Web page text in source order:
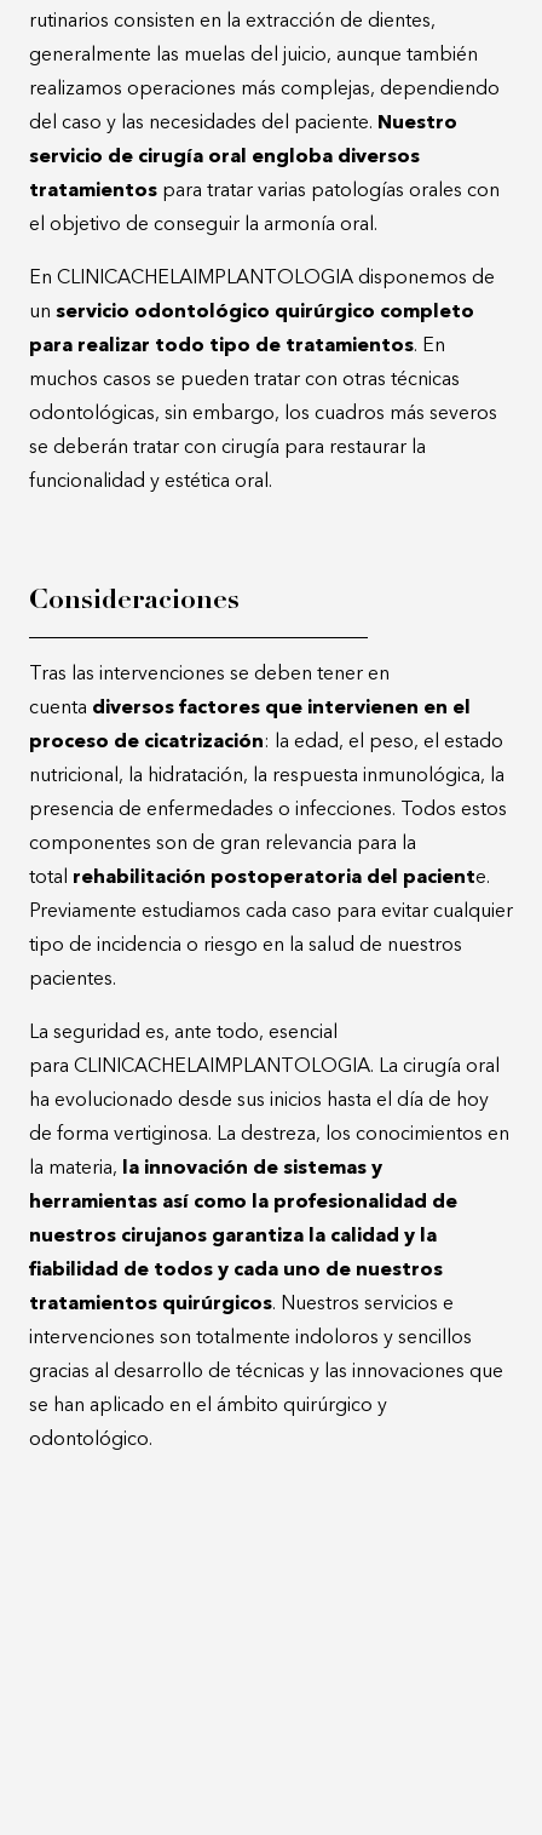
rutinarios consisten en la extracción de dientes,
generalmente las muelas del juicio, aunque también
realizamos operaciones más complejas, dependiendo
del caso y las necesidades del paciente. Nuestro
servicio de cirugía oral engloba diversos
tratamientos para tratar varias patologías orales con
el objetivo de conseguir la armonía oral.
En CLINICACHELAIMPLANTOLOGIA disponemos de
un servicio odontológico quirúrgico completo
para realizar todo tipo de tratamientos. En
muchos casos se pueden tratar con otras técnicas
odontológicas, sin embargo, los cuadros más severos
se deberán tratar con cirugía para restaurar la
funcionalidad y estética oral.
Consideraciones
Tras las intervenciones se deben tener en
cuenta diversos factores que intervienen en el
proceso de cicatrización: la edad, el peso, el estado
nutricional, la hidratación, la respuesta inmunológica, la
presencia de enfermedades o infecciones. Todos estos
componentes son de gran relevancia para la
total rehabilitación postoperatoria del paciente.
Previamente estudiamos cada caso para evitar cualquier
tipo de incidencia o riesgo en la salud de nuestros
pacientes.
La seguridad es, ante todo, esencial
para CLINICACHELAIMPLANTOLOGIA. La cirugía oral
ha evolucionado desde sus inicios hasta el día de hoy
de forma vertiginosa. La destreza, los conocimientos en
la materia, la innovación de sistemas y
herramientas así como la profesionalidad de
nuestros cirujanos garantiza la calidad y la
fiabilidad de todos y cada uno de nuestros
tratamientos quirúrgicos. Nuestros servicios e
intervenciones son totalmente indoloros y sencillos
gracias al desarrollo de técnicas y las innovaciones que
se han aplicado en el ámbito quirúrgico y
odontológico.